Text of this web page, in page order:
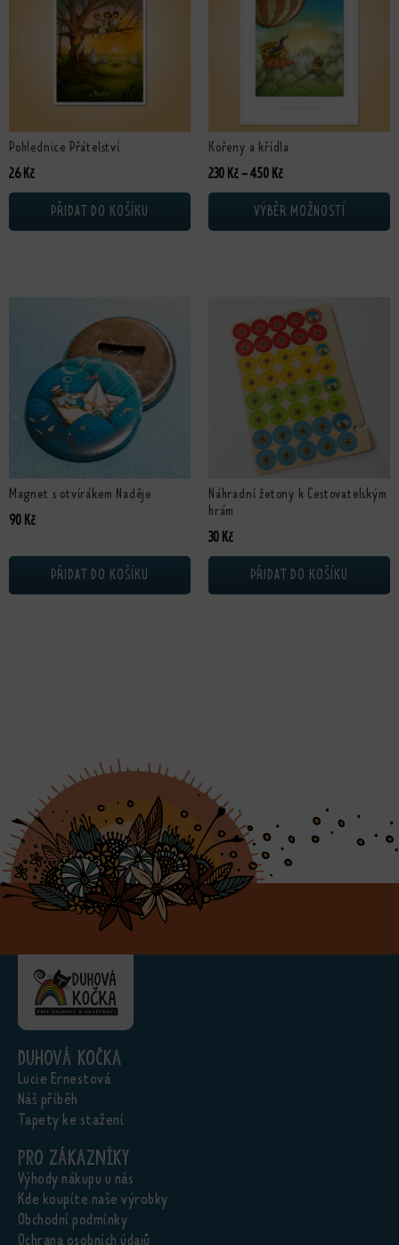
Pohlednice Přátelství
26Kč
PŘIDAT DO KOŠÍKU
Kořeny a křídla
230 Kč –450 KčRozpětí cen: 230 Kč až
VÝBĚR MOŽNOSTÍ
Magnet s otvírákem Naděje
90 Kč
PŘIDAT DO KOŠÍKU
Náhradní žetony k Cestovatelským
hrám
30 Kč
PŘIDAT DO KOŠÍKU
Duhová kočka
Lucie Ernestová
Náš příběh
Tapety ke stažení
Pro zákazníky
Výhody nákupu u nás
Kde koupíte naše výrobky
Obchodní podmínky
Ochrana osobních údajů